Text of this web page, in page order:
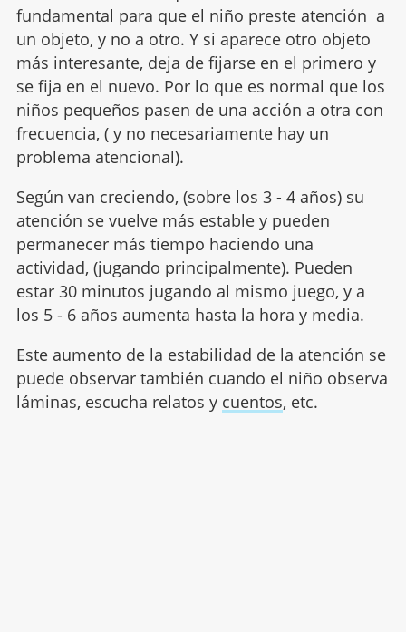
fundamental para que el niño preste atención a
un objeto, y no a otro. Y si aparece otro objeto
más interesante, deja de fijarse en el primero y
se fija en el nuevo. Por lo que es normal que los
niños pequeños pasen de una acción a otra con
frecuencia, ( y no necesariamente hay un
problema atencional).
Según van creciendo, (sobre los 3 - 4 años) su
atención se vuelve más estable y pueden
permanecer más tiempo haciendo una
actividad, (jugando principalmente). Pueden
estar 30 minutos jugando al mismo juego, y a
los 5 - 6 años aumenta hasta la hora y media.
Este aumento de la estabilidad de la atención se
puede observar también cuando el niño observa
láminas, escucha relatos y cuentos, etc.